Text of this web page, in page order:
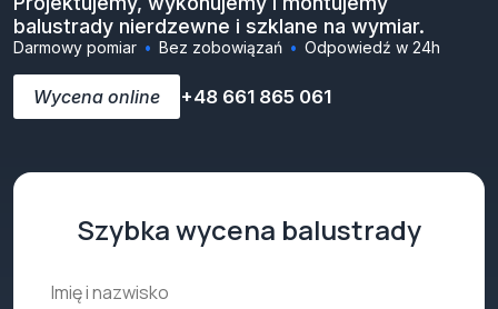
balustrady nierdzewne i szklane na wymiar.
Darmowy pomiar Bez zobowiązań Odpowiedź w 24h
Wycena online +48 661 865 061
Szybka wycena balustrady